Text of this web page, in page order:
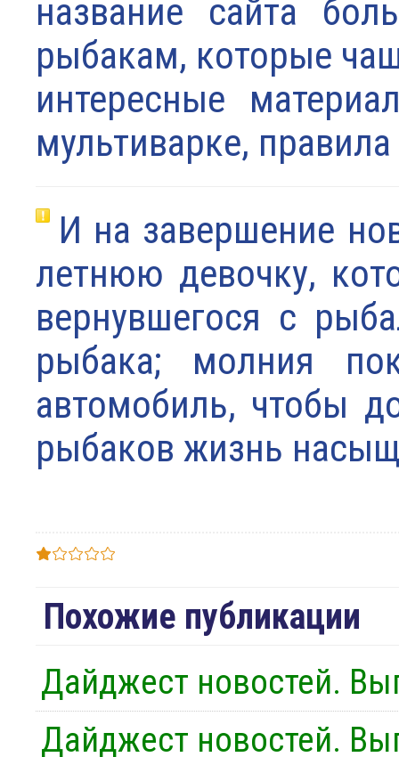
название сайта
рыбакам, которые
интересные
мультиварке,
И на завершение
летнюю девочку,
вернувшегося с
рыбака; молния
автомобиль, чтобы
рыбаков жизнь
Похожие публикации
Дайджест новостей.
Дайджест новостей.